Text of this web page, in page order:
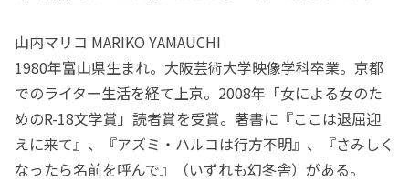
山内マリコ MARIKO YAMAUCHI
1980年富山県生まれ。大阪芸術大学映像学科卒業。京都
でのライター生活を経て上京。2008年「女による女のた
めのR-18文学賞」読者賞を受賞。著書に『ここは退屈迎
えに来て』、『アズミ・ハルコは行方不明』、『さみしく
なったら名前を呼んで』（いずれも幻冬舎）がある。